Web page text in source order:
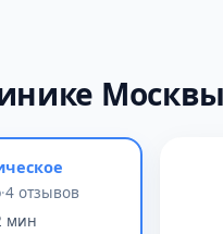
Москвы
·4 отзывов
мин